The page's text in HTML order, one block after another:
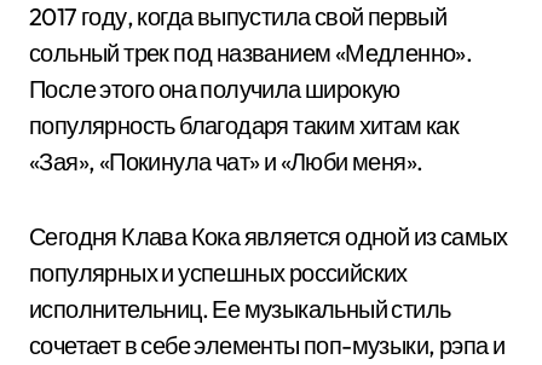
2017 году, когда выпустила свой первый
сольный трек под названием «Медленно».
После этого она получила широкую
популярность благодаря таким хитам как
«Зая», «Покинула чат» и «Люби меня».
Сегодня Клава Кока является одной из самых
популярных и успешных российских
исполнительниц. Ее музыкальный стиль
сочетает в себе элементы поп-музыки, рэпа и